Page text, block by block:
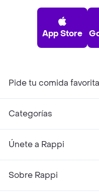
App Store
Pide tu comida
Categorías
Únete a Rappi
Sobre Rappi